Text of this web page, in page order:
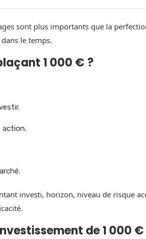
sont plus importants que la
le temps.
1 000 € ?
action.
investi, horizon, niveau de risque
de 1 000 €